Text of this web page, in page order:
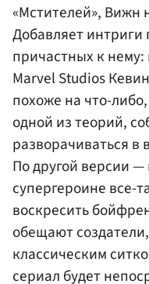
«Мстителей», Вижн
Добавляет интриги
причастных к
Marvel Studios
похоже на что-
одной из теорий,
разворачиваться
По другой версии
супергероине все-
воскресить
обещают
классическим
сериал будет